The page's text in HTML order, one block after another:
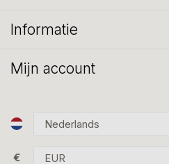
Informatie
Mijn account
€